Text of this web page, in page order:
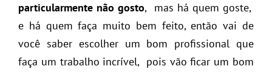
particularmente não gosto, mas há quem goste,
e há quem faça muito bem feito, então vai de
você saber escolher um bom profissional que
faça um trabalho incrível, pois vão ficar um bom